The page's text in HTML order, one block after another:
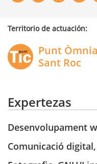
Territorio de actuación:
Punt
Sant Roc
Expertezas
Desenvolupament
Comunicació digital,